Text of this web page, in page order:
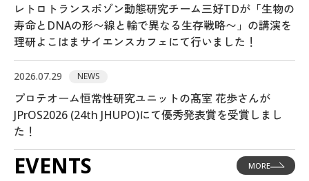
レトロトランスポゾン動態研究チーム三好TDが「生物の
寿命とDNAの形〜線と輪で異なる生存戦略〜」の講演を
理研よこはまサイエンスカフェにて行いました！
2026.07.29 NEWS
プロテオーム恒常性研究ユニットの髙室 花歩さんが
JPrOS2026 (24th JHUPO)にて優秀発表賞を受賞しまし
た！
EVENTS MORE